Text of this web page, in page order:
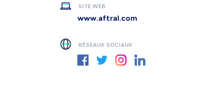
SITE WEB
www.aftral.com
RÉSEAUX SOCIAUX